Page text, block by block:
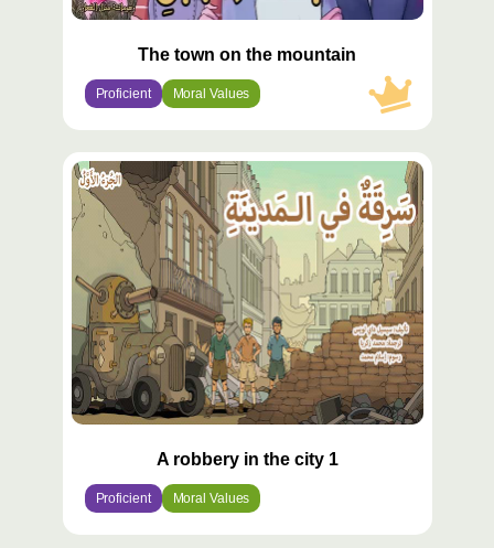
The town on the mountain
Proficient Moral Values
A robbery in the city 1
Proficient Moral Values